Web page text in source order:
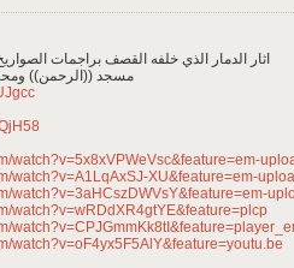
اثار الدمار الذي خلفه القصف براجمات
مسجد ((الرحمن))
watch?v=5x8xVPWeVsc&feature=em-
watch?v=A1LqAxSJ-XU&feature=em-
watch?v=3aHCszDWVsY&feature=em-
watch?v=wRDdXR4gtYE&feature=plcp
watch?v=oF4yx5F5AlY&feature=youtu.be